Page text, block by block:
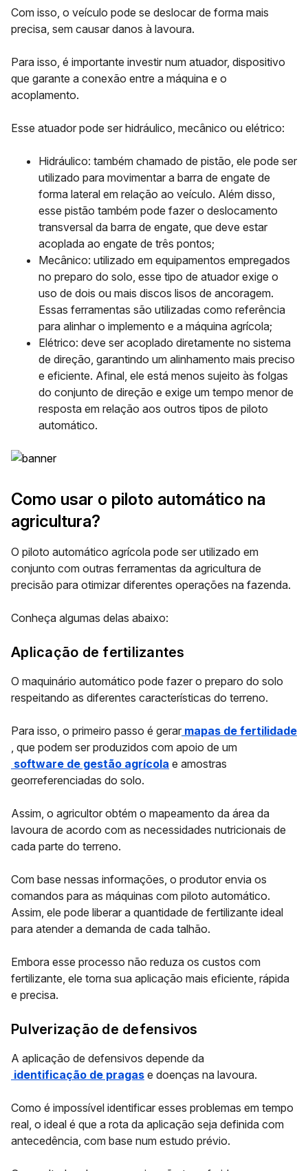
Com isso, o veículo pode se deslocar de forma mais
precisa, sem causar danos à lavoura.
Para isso, é importante investir num atuador, dispositivo
que garante a conexão entre a máquina e o
acoplamento.
Esse atuador pode ser hidráulico, mecânico ou elétrico:
Hidráulico: também chamado de pistão, ele pode ser
utilizado para movimentar a barra de engate de
forma lateral em relação ao veículo. Além disso,
esse pistão também pode fazer o deslocamento
transversal da barra de engate, que deve estar
acoplada ao engate de três pontos;
Mecânico: utilizado em equipamentos empregados
no preparo do solo, esse tipo de atuador exige o
uso de dois ou mais discos lisos de ancoragem.
Essas ferramentas são utilizadas como referência
para alinhar o implemento e a máquina agrícola;
Elétrico: deve ser acoplado diretamente no sistema
de direção, garantindo um alinhamento mais preciso
e eficiente. Afinal, ele está menos sujeito às folgas
do conjunto de direção e exige um tempo menor de
resposta em relação aos outros tipos de piloto
automático.
Como usar o piloto automático na
agricultura?
O piloto automático agrícola pode ser utilizado em
conjunto com outras ferramentas da agricultura de
precisão para otimizar diferentes operações na fazenda.
Conheça algumas delas abaixo:
Aplicação de fertilizantes
O maquinário automático pode fazer o preparo do solo
respeitando as diferentes características do terreno.
Para isso, o primeiro passo é gerar mapas de fertilidade
, que podem ser produzidos com apoio de um
software de gestão agrícola e amostras
georreferenciadas do solo.
Assim, o agricultor obtém o mapeamento da área da
lavoura de acordo com as necessidades nutricionais de
cada parte do terreno.
Com base nessas informações, o produtor envia os
comandos para as máquinas com piloto automático.
Assim, ele pode liberar a quantidade de fertilizante ideal
para atender a demanda de cada talhão.
Embora esse processo não reduza os custos com
fertilizante, ele torna sua aplicação mais eficiente, rápida
e precisa.
Pulverização de defensivos
A aplicação de defensivos depende da
identificação de pragas e doenças na lavoura.
Como é impossível identificar esses problemas em tempo
real, o ideal é que a rota da aplicação seja definida com
antecedência, com base num estudo prévio.